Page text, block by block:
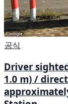
공식
Driver
1.0 m) /